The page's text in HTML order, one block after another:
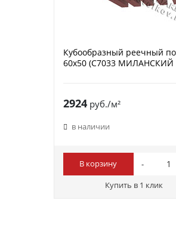
Кубообразный реечный
60х50 (C7033 МИЛАНСКИЙ
2924руб./м²
в наличии
В корзину
Купить в 1 клик